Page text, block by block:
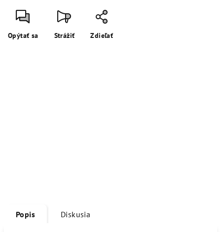
Opýtať sa Strážiť Zdieľať
Popis Diskusia